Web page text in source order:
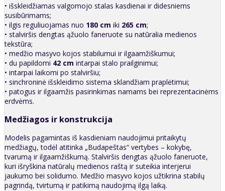
• išskleidžiamas valgomojo stalas kasdienai ir didesniems
susibūrimams;
• ilgis reguliuojamas nuo 180 cm iki 265 cm;
• stalviršis dengtas ąžuolo faneruote su natūralia medienos
tekstūra;
• medžio masyvo kojos stabilumui ir ilgaamžiškumui;
• du papildomi 42 cm intarpai stalo prailginimui;
• intarpai laikomi po stalviršiu;
• sinchroninė išskleidimo sistema sklandžiam praplėtimui;
• patogus ir ilgaamžis pasirinkimas namams bei reprezentacinėms
erdvėms.
Medžiagos ir konstrukcija
Modelis pagamintas iš kasdieniam naudojimui pritaikytų
medžiagų, todėl atitinka „Budapeštas“ vertybes – kokybę,
tvarumą ir ilgaamžiškumą. Stalviršis dengtas ąžuolo faneruote,
kuri išryškina natūralų medienos raštą ir suteikia interjerui
jaukumo bei solidumo. Medžio masyvo kojos užtikrina stabilų
pagrindą, tvirtumą ir patikimą naudojimą ilgą laiką.